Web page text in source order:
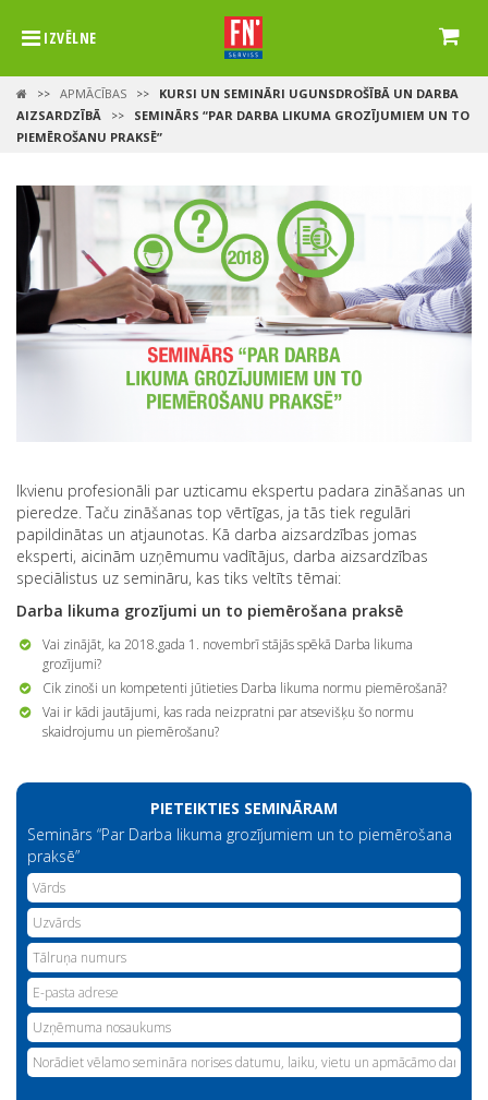
IZVĒLNE
>> APMĀCĪBAS >>
KURSI UN SEMINĀRI UGUNSDROŠĪBĀ UN DARBA
AIZSARDZĪBĀ
>>
SEMINĀRS “PAR DARBA LIKUMA GROZĪJUMIEM UN TO
PIEMĒROŠANU PRAKSĒ”
Ikvienu profesionāli par uzticamu ekspertu padara zināšanas un
pieredze. Taču zināšanas top vērtīgas, ja tās tiek regulāri
papildinātas un atjaunotas. Kā darba aizsardzības jomas
eksperti, aicinām uzņēmumu vadītājus, darba aizsardzības
speciālistus uz semināru, kas tiks veltīts tēmai:
Darba likuma grozījumi un to piemērošana praksē
Vai zinājāt, ka 2018.gada 1. novembrī stājās spēkā Darba likuma
grozījumi?
Cik zinoši un kompetenti jūtieties Darba likuma normu piemērošanā?
Vai ir kādi jautājumi, kas rada neizpratni par atsevišķu šo normu
skaidrojumu un piemērošanu?
PIETEIKTIES SEMINĀRAM
Seminārs “Par Darba likuma grozījumiem un to piemērošana
praksē”